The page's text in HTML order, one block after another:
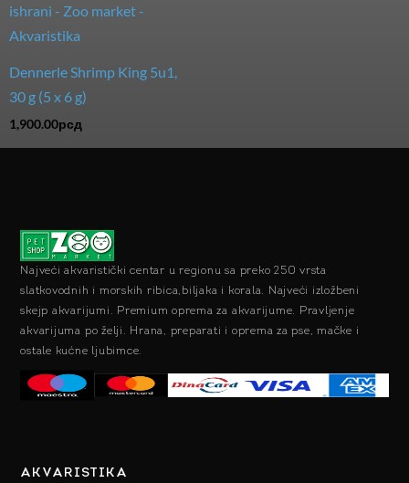
Dennerle Shrimp King 5u1,
30 g (5 x 6 g)
1,900.00рсд
Najveći akvaristički centar u regionu sa preko 250 vrsta
slatkovodnih i morskih ribica,biljaka i korala. Najveći izložbeni
skejp akvarijumi. Premium oprema za akvarijume. Pravljenje
akvarijuma po želji. Hrana, preparati i oprema za pse, mačke i
ostale kućne ljubimce.
AKVARISTIKA